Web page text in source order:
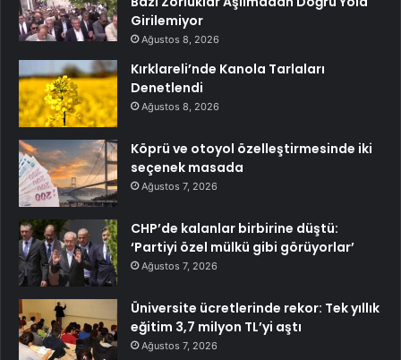
Girilemiyor
Ağustos 8, 2026
Kırklareli’nde Kanola Tarlaları
Denetlendi
Ağustos 8, 2026
Köprü ve otoyol özelleştirmesinde iki
seçenek masada
Ağustos 7, 2026
CHP’de kalanlar birbirine düştü:
‘Partiyi özel mülkü gibi görüyorlar’
Ağustos 7, 2026
Üniversite ücretlerinde rekor: Tek yıllık
eğitim 3,7 milyon TL’yi aştı
Ağustos 7, 2026